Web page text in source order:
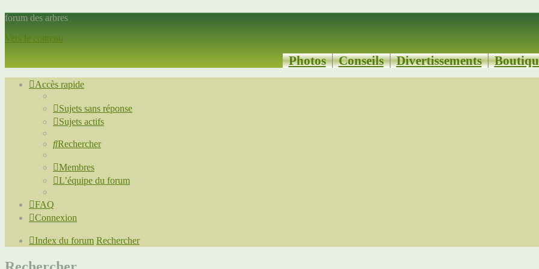
forum des arbres
Vers le contenu
Photos Conseils Divertissements
Accès rapide
Sujets sans réponse
Sujets actifs
Rechercher
Membres
L’équipe du forum
FAQ
Connexion
Index du forum Rechercher